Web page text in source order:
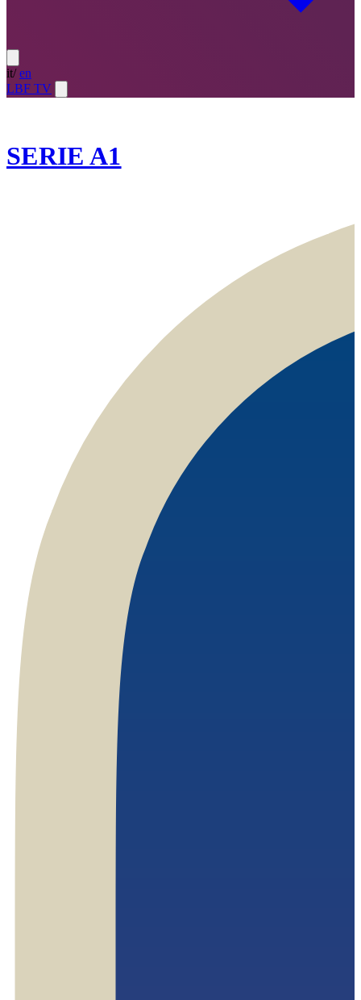
it/ en
LBF TV
SERIE A1